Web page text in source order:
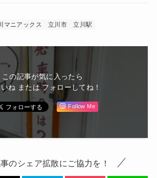
マニアックス 立川市 立川駅
この記事が気に入ったら
ね または フォローしてね！
Follow Me
のシェア拡散にご協力を！